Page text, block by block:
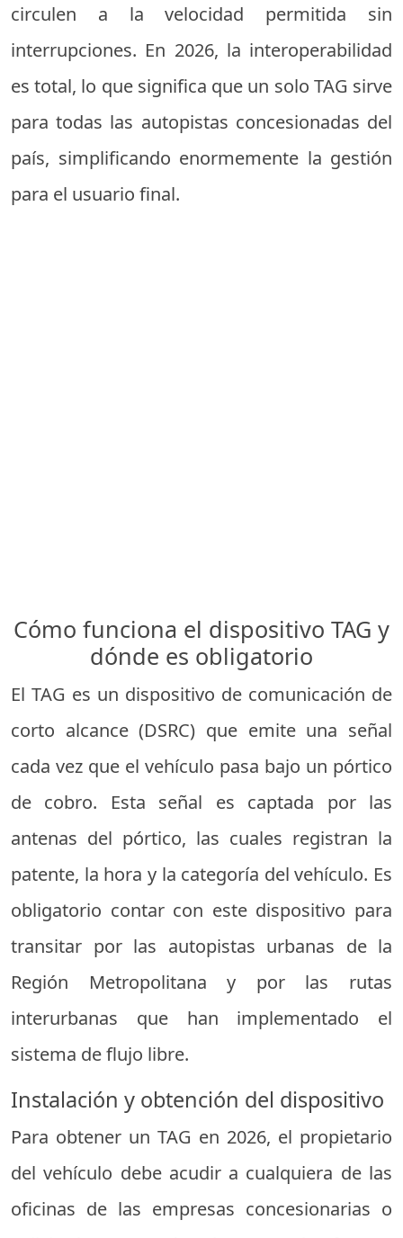
circulen a la velocidad permitida sin
interrupciones. En 2026, la interoperabilidad
es total, lo que significa que un solo TAG sirve
para todas las autopistas concesionadas del
país, simplificando enormemente la gestión
para el usuario final.
Cómo funciona el dispositivo TAG y
dónde es obligatorio
El TAG es un dispositivo de comunicación de
corto alcance (DSRC) que emite una señal
cada vez que el vehículo pasa bajo un pórtico
de cobro. Esta señal es captada por las
antenas del pórtico, las cuales registran la
patente, la hora y la categoría del vehículo. Es
obligatorio contar con este dispositivo para
transitar por las autopistas urbanas de la
Región Metropolitana y por las rutas
interurbanas que han implementado el
sistema de flujo libre.
Instalación y obtención del dispositivo
Para obtener un TAG en 2026, el propietario
del vehículo debe acudir a cualquiera de las
oficinas de las empresas concesionarias o